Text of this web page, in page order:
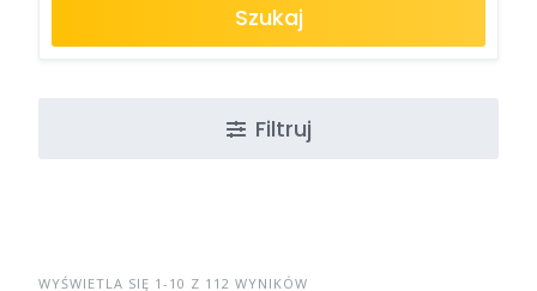
Szukaj
Filtruj
WYŚWIETLA SIĘ 1-10 Z 112 WYNIKÓW